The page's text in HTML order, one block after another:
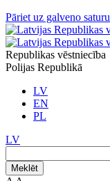
Pāriet uz galveno saturu
Republikas vēstniecība
Polijas Republikā
LV
EN
PL
LV
Meklēt